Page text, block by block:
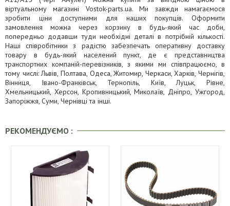
віртуальному магазині Vostok-parts.ua. Ми завжди намагаємося
зробити ціни доступними для наших покупців. Оформити
замовлення можна через корзину в будь-який час доби,
попередньо додавши туди необхідні деталі в потрібній кількості.
Наші співробітники з радістю забезпечать оперативну доставку
товару в будь-який населений пункт, де є представництва
транспортних компаній-перевізників, з якими ми співпрацюємо, в
тому числі: Львів, Полтава, Одеса, Житомир, Черкаси, Харків, Чернігів,
Вінниця, Івано-Франківськ, Тернопіль, Київ, Луцьк, Рівне,
Хмельницький, Херсон, Кропивницький, Миколаїв, Дніпро, Ужгород,
Запоріжжя, Суми, Чернівці та інші.
РЕКОМЕНДУЄМО :